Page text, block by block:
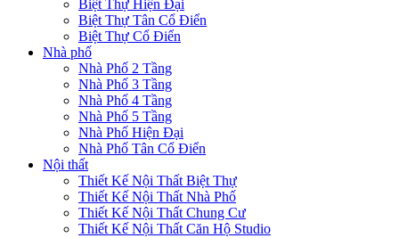
Biệt Thự Hiện Đại
Biệt Thự Tân Cổ Điển
Biệt Thự Cổ Điển
Nhà phố
Nhà Phố 2 Tầng
Nhà Phố 3 Tầng
Nhà Phố 4 Tầng
Nhà Phố 5 Tầng
Nhà Phố Hiện Đại
Nhà Phố Tân Cổ Điển
Nội thất
Thiết Kế Nội Thất Biệt Thự
Thiết Kế Nội Thất Nhà Phố
Thiết Kế Nội Thất Chung Cư
Thiết Kế Nội Thất Căn Hộ Studio